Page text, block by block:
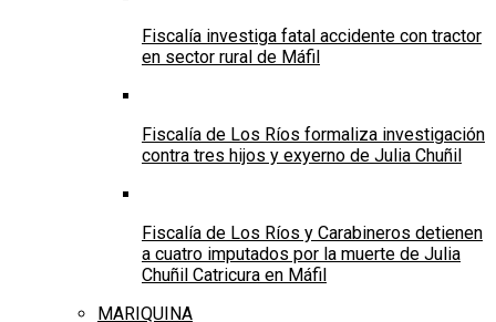
Fiscalía investiga fatal accidente con tractor
en sector rural de Máfil
Fiscalía de Los Ríos formaliza investigación
contra tres hijos y exyerno de Julia Chuñil
Fiscalía de Los Ríos y Carabineros detienen
a cuatro imputados por la muerte de Julia
Chuñil Catricura en Máfil
MARIQUINA